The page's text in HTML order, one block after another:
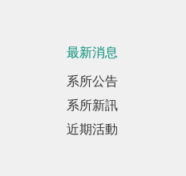
最新消息
系所公告
系所新訊
近期活動